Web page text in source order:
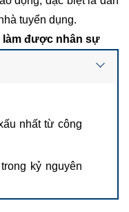
tuyển dụng.
làm được nhân sự
nhất từ công
kỷ nguyên